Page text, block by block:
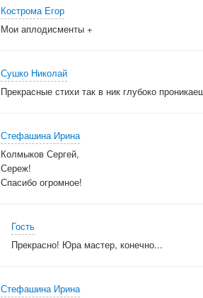
Кострома Егор
Мои аплодисменты +
Сушко Николай
Прекрасные стихи так в ник глубоко
Стефашина Ирина
Колмыков Сергей,
Сереж!
Спасибо огромное!
Гость
Прекрасно! Юра мастер, конечно...
Стефашина Ирина